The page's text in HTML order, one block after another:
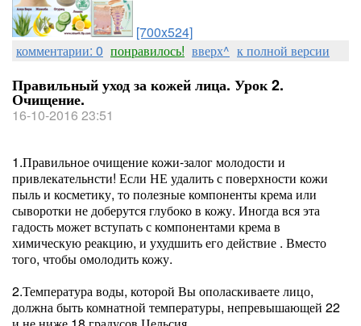
[700x524]
комментарии: 0 понравилось! вверх^ к полной версии
Правильный уход за кожей лица. Урок 2.
Очищение.
16-10-2016 23:51
1.Правильное очищение кожи-залог молодости и
привлекательнсти! Если НЕ удалить с поверхности кожи
пыль и косметику, то полезные компоненты крема или
сыворотки не доберутся глубоко в кожу. Иногда вся эта
гадость может вступать с компонентами крема в
химическую реакцию, и ухудшить его действие . Вместо
того, чтобы омолодить кожу.
2.Температура воды, которой Вы ополаскиваете лицо,
должна быть комнатной температуры, непревышающей 22